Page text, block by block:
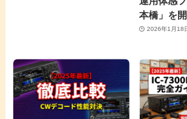
本橋」を
2026年1月18